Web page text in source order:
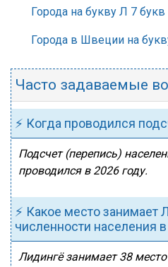
Города на букву Л 7 букв
Города в Швеции на
Часто задаваемые
⚡ Когда проводился
Подсчет (перепись)
проводился в 2026 году.
⚡ Какое место занимает
численности населения
Лидингё занимает 38 место